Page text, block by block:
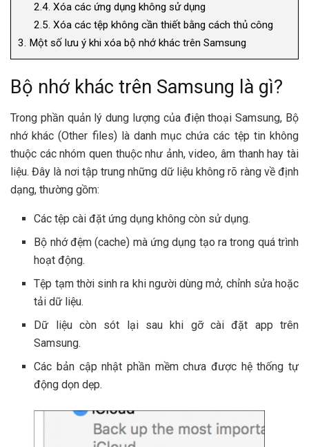
2.4. Xóa các ứng dụng không sử dụng
2.5. Xóa các tệp không cần thiết bằng cách thủ công
3. Một số lưu ý khi xóa bộ nhớ khác trên Samsung
Bộ nhớ khác trên Samsung là gì?
Trong phần quản lý dung lượng của điện thoại Samsung, Bộ
nhớ khác (Other files) là danh mục chứa các tệp tin không
thuộc các nhóm quen thuộc như ảnh, video, âm thanh hay tài
liệu. Đây là nơi tập trung những dữ liệu không rõ ràng về định
dạng, thường gồm:
Các tệp cài đặt ứng dụng không còn sử dụng.
Bộ nhớ đệm (cache) mà ứng dụng tạo ra trong quá trình
hoạt động.
Tệp tạm thời sinh ra khi người dùng mở, chỉnh sửa hoặc
tải dữ liệu.
Dữ liệu còn sót lại sau khi gỡ cài đặt app trên
Samsung.
Các bản cập nhật phần mềm chưa được hệ thống tự
động dọn dẹp.